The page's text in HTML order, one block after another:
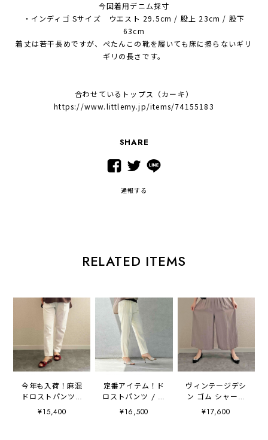
今回着用デニム採寸
・インディゴ Sサイズ ウエスト 29.5cm / 股上 23cm / 股下
63cm
着丈は若干長めですが、ぺたんこの靴を履いても床に擦らないギリ
ギリの長さです。
合わせているトップス（カーキ）
https://www.littlemy.jp/items/74155183
SHARE
通報する
RELATED ITEMS
今年も入荷！麻混
ドロストパンツ /
テーパードパンツ
ウエストゴム
¥15,400
定番アイテム！ド
ロストパンツ / テ
ーパードパンツ ウ
エストゴム 【手
¥16,500
ヴィンテージデシ
ン ゴム シャーリ
ング パンツ / ス
カンツ / キュロッ
¥17,600